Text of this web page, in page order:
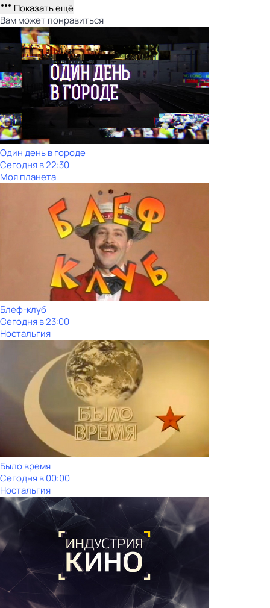
Показать ещё
Вам может понравиться
Один день в городе
Сегодня в 22:30
Моя планета
Блеф-клуб
Сегодня в 23:00
Ностальгия
Было время
Сегодня в 00:00
Ностальгия